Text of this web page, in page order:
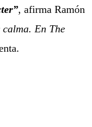
, afirma Ramón
calma. En The